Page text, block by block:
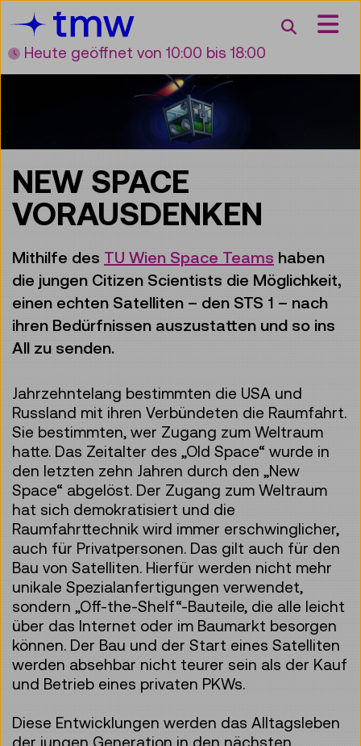
Zum Inhalt
Zum Hauptmenü
Zur Suche
Zur Zielgruppennavigation
Suche
Heute geöffnet von 10:00 bis 18:00
NEW SPACE
VORAUSDENKEN
Mithilfe des TU Wien Space Teams haben
die jungen Citizen Scientists die Möglichkeit,
einen echten Satelliten – den STS 1 – nach
ihren Bedürfnissen auszustatten und so ins
All zu senden.
Jahrzehntelang bestimmten die USA und
Russland mit ihren Verbündeten die Raumfahrt.
Sie bestimmten, wer Zugang zum Weltraum
hatte. Das Zeitalter des „Old Space“ wurde in
den letzten zehn Jahren durch den „New
Space“ abgelöst. Der Zugang zum Weltraum
hat sich demokratisiert und die
Raumfahrttechnik wird immer erschwinglicher,
auch für Privatpersonen. Das gilt auch für den
Bau von Satelliten. Hierfür werden nicht mehr
unikale Spezialanfertigungen verwendet,
sondern „Off-the-Shelf“-Bauteile, die alle leicht
über das Internet oder im Baumarkt besorgen
können. Der Bau und der Start eines Satelliten
werden absehbar nicht teurer sein als der Kauf
und Betrieb eines privaten PKWs.
Diese Entwicklungen werden das Alltagsleben
der jungen Generation in den nächsten